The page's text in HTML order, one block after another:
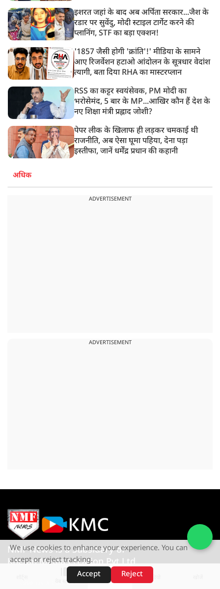
इशरत जहां के बाद अब अर्पिता सरकार...जैश के
रडार पर सुवेंदु, मोदी स्टाइल टार्गेट करने की
प्लानिंग, STF का बड़ा एक्शन!
'1857 जैसी होगी 'क्रांति'!' मीडिया के सामने
आए रिजर्वेशन हटाओ आंदोलन के सूत्रधार वेदांश
त्यागी, बता दिया RHA का मास्टरप्लान
RSS का कट्टर स्वयंसेवक, PM मोदी का
भरोसेमंद, 5 बार के MP...आखिर कौन हैं देश के
नए शिक्षा मंत्री प्रह्लाद जोशी?
पेपर लीक के खिलाफ ही लड़कर चमकाई थी
राजनीति, अब ऐसा घूमा पहिया, देना पड़ा
इस्तीफा, जानें धर्मेंद्र प्रधान की कहानी
अधिक
ADVERTISEMENT
ADVERTISEMENT
वेब स्टोरीज़
NMF News is a Subsidary of
Khetan Media Creation Pvt Ltd
We use cookies to enhance your experience. You can
accept or reject tracking.
Accept
Reject